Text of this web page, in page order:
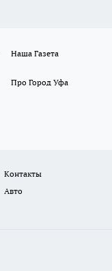
Наша Газета
Про Город Уфа
Контакты
Авто